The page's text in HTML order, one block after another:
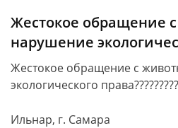
Жестокое обращение
нарушение
Жестокое обращение с
экологического
Ильнар, г. Самара